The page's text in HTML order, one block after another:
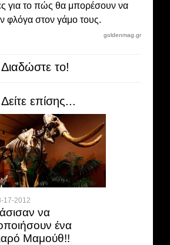
για το πώς θα μπορέσουν να
φλόγα στον γάμο τους.
goldenmag.gr
Διαδώστε το!
Δείτε επίσης...
17-2012
να
ένα
Μαμούθ!!